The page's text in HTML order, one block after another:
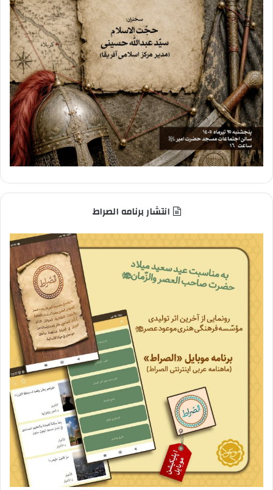
انتشار برنامه الصراط